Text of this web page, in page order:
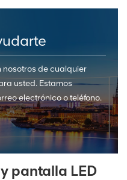
nosotros de cualquier
usted. Estamos
electrónico o teléfono.
pantalla LED